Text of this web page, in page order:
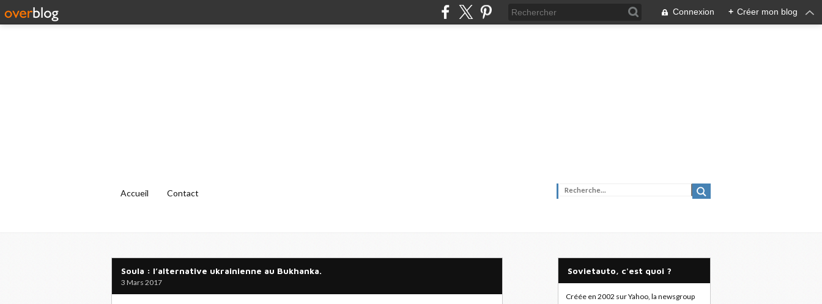
Connexion + Créer mon blog
Accueil Contact
Soula : l’alternative ukrainienne au Bukhanka.
3 Mars 2017
Sovietauto, c'est quoi ?
Créée en 2002 sur Yahoo, la newsgroup